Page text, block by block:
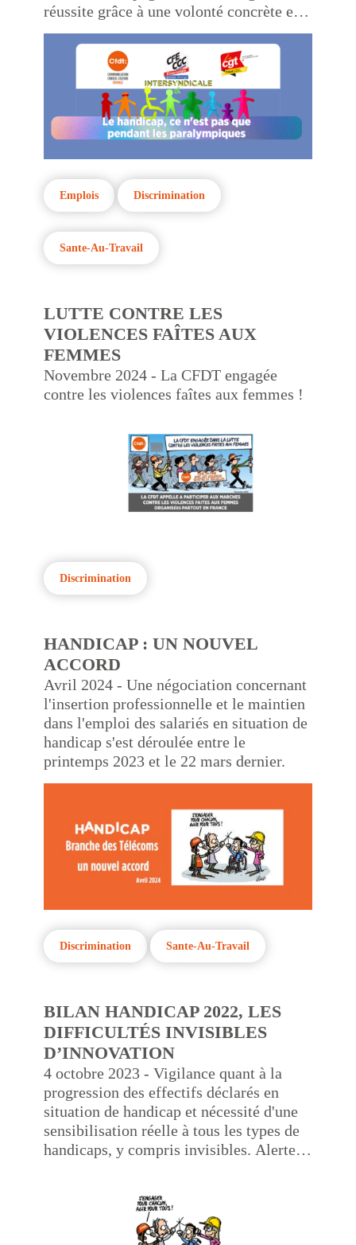
réussite grâce à une volonté concrète et
budgétaire en faveur des personnes en
situation de handicap.
Emplois Discrimination
Sante-Au-Travail
LUTTE CONTRE LES
VIOLENCES FAÎTES AUX
FEMMES
Novembre 2024 - La CFDT engagée
contre les violences faîtes aux femmes !
Discrimination
HANDICAP : UN NOUVEL
ACCORD
Avril 2024 - Une négociation concernant
l'insertion professionnelle et le maintien
dans l'emploi des salariés en situation de
handicap s'est déroulée entre le
printemps 2023 et le 22 mars dernier.
Discrimination Sante-Au-Travail
BILAN HANDICAP 2022, LES
DIFFICULTÉS INVISIBLES
D’INNOVATION
4 octobre 2023 - Vigilance quant à la
progression des effectifs déclarés en
situation de handicap et nécessité d'une
sensibilisation réelle à tous les types de
handicaps, y compris invisibles. Alerte
sur les employés en situation de